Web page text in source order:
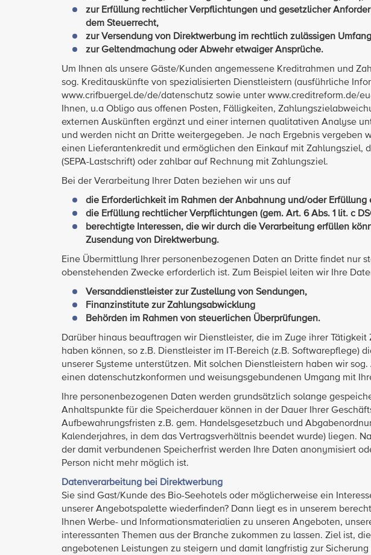
zur Erfüllung rechtlicher Verpflichtungen und gesetzlicher
dem Steuerrecht,
zur Versendung von Direktwerbung im rechtlich zulässigen
zur Geltendmachung oder Abwehr etwaiger Ansprüche.
Um Ihnen als unsere Gäste/Kunden angemessene Kreditrahmen und
sog. Kreditauskünfte von spezialisierten Dienstleistern (ausführliche
www.crifbuergel.de/de/datenschutz sowie unter www.creditreform.de/
Ihnen, u.a Obligo aus offenen Posten, Fälligkeiten,
externen Auskünften ergänzt und einer internen qualitativen Analyse
und werden nicht an Dritte weitergegeben. Je nach Ergebnis vergeben
einen Lieferantenkredit und ermöglichen den Einkauf mit Zahlungsziel,
(SEPA-Lastschrift) oder zahlbar auf Rechnung mit Zahlungsziel.
Bei der Verarbeitung Ihrer Daten beziehen wir uns auf
die Erforderlichkeit im Rahmen der Anbahnung und/oder Erfüllung
die Erfüllung rechtlicher Verpflichtungen (gem. Art. 6 Abs. 1 lit. c
berechtigte Interessen, die wir durch die Verarbeitung erfüllen
Zusendung von Direktwerbung.
Eine Übermittlung Ihrer personenbezogenen Daten an Dritte findet nur
obenstehenden Zwecke erforderlich ist. Zum Beispiel leiten wir Ihre
Versanddienstleister zur Zustellung von Sendungen,
Finanzinstitute zur Zahlungsabwicklung
Behörden im Rahmen von steuerlichen Überprüfungen.
Darüber hinaus beauftragen wir Dienstleister, die im Zuge ihrer
haben können, so z.B. Dienstleister im IT-Bereich (z.B. Softwarepflege)
unserer Systeme unterstützen. Mit solchen Dienstleistern haben wir
einen datenschutzkonformen und weisungsgebundenen Umgang mit
Ihre personenbezogenen Daten werden grundsätzlich solange
Anhaltspunkte für die Speicherdauer können in der Dauer Ihrer
Aufbewahrungsfristen z.B. gem. Handelsgesetzbuch und
Kalenderjahres, in dem das Vertragsverhältnis beendet wurde) liegen.
der damit verbundenen Speicherfrist werden Ihre Daten anonymisiert
Person nicht mehr möglich ist.
Datenverarbeitung bei Direktwerbung
Sie sind Gast/Kunde des Bio-Seehotels oder möglicherweise ein
unserer Angebotspalette wiederfinden? Dann liegt es in unserem
Ihnen Werbe- und Informationsmaterialien zu unseren Angeboten,
interessanten Themen aus der Branche zukommen zu lassen. Ziel ist,
angebotenen Leistungen zu steigern und damit langfristig zur